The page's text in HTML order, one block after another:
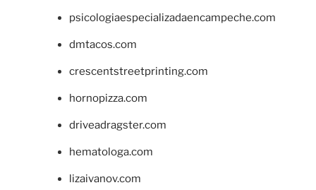
psicologiaespecializadaencampeche.com
dmtacos.com
crescentstreetprinting.com
hornopizza.com
driveadragster.com
hematologa.com
lizaivanov.com